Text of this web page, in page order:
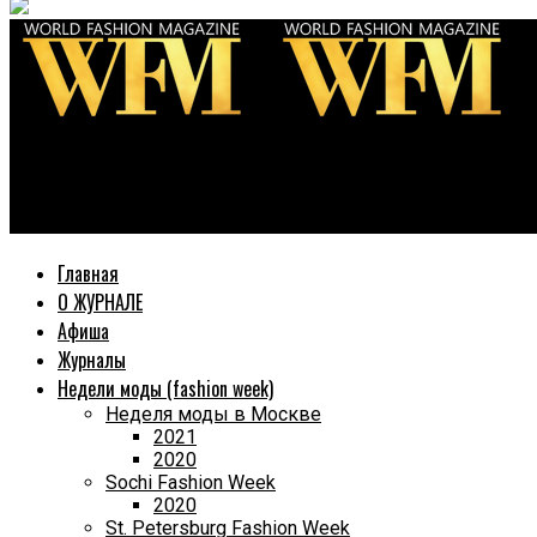
Главная
О ЖУРНАЛЕ
Афиша
Журналы
Недели моды (fashion week)
Неделя моды в Москве
2021
2020
Sochi Fashion Week
2020
St. Petersburg Fashion Week